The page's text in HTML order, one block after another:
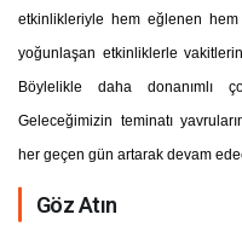
etkinlikleriyle hem eğlenen hem
yoğunlaşan etkinliklerle
Böylelikle daha donanımlı
Geleceğimizin teminatı
her geçen gün artarak devam
Göz Atın